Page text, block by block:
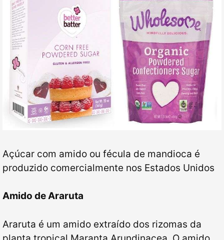
Açúcar com amido ou fécula de mandioca é
produzido comercialmente nos Estados Unidos
Amido de Araruta
Araruta é um amido extraído dos rizomas da